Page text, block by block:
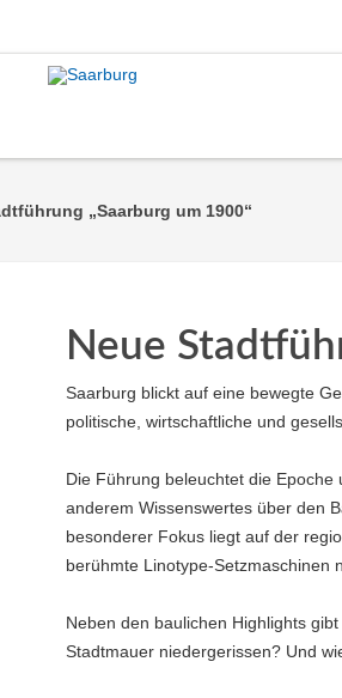
„Saarburg um 1900“
Neue
Saarburg blickt auf eine bewegte
politische, wirtschaftliche und
Die Führung beleuchtet die
anderem Wissenswertes über den
besonderer Fokus liegt auf der
berühmte Linotype-Setzmaschinen
Neben den baulichen Highlights
Stadtmauer niedergerissen? Und